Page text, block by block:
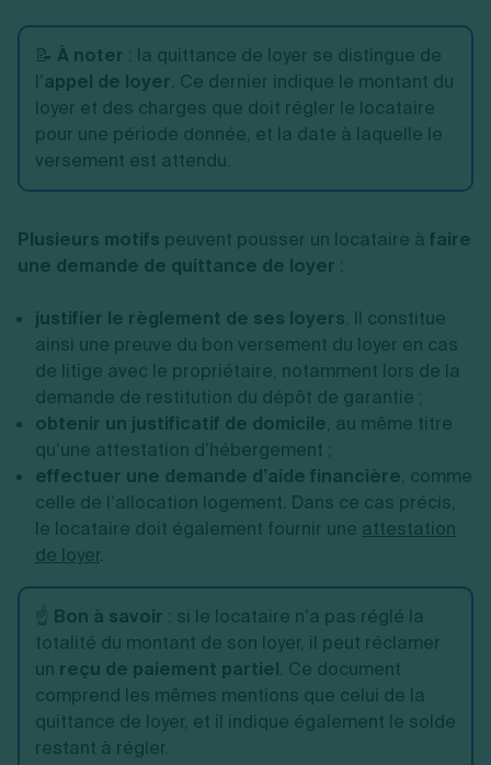
📝 À noter : la quittance de loyer se distingue de
l’appel de loyer. Ce dernier indique le montant du
loyer et des charges que doit régler le locataire
pour une période donnée, et la date à laquelle le
versement est attendu.
Plusieurs motifs peuvent pousser un locataire à faire
une demande de quittance de loyer :
justifier le règlement de ses loyers. Il constitue
ainsi une preuve du bon versement du loyer en cas
de litige avec le propriétaire, notamment lors de la
demande de restitution du dépôt de garantie ;
obtenir un justificatif de domicile, au même titre
qu’une attestation d’hébergement ;
effectuer une demande d’aide financière, comme
celle de l’allocation logement. Dans ce cas précis,
le locataire doit également fournir une attestation
de loyer.
☝️ Bon à savoir : si le locataire n’a pas réglé la
totalité du montant de son loyer, il peut réclamer
un reçu de paiement partiel. Ce document
comprend les mêmes mentions que celui de la
quittance de loyer, et il indique également le solde
restant à régler.